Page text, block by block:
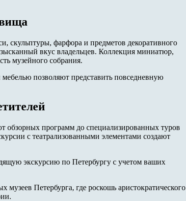
скульптуры, фарфора и предметов декоративного
вкус владельцев. Коллекция миниатюр,
музейного собрания.
позволяют представить повседневную
обзорных программ до специализированных туров
с театрализованными элементами создают
экскурсию по Петербургу с учетом ваших
Петербурга, где роскошь аристократического